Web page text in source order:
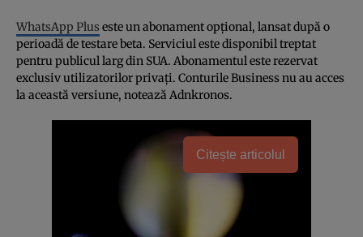
WhatsApp Plus este un abonament opțional, lansat după o
perioadă de testare beta. Serviciul este disponibil treptat
pentru publicul larg din SUA. Abonamentul este rezervat
exclusiv utilizatorilor privați. Conturile Business nu au acces
la această versiune, notează Adnkronos.
Citește articolul